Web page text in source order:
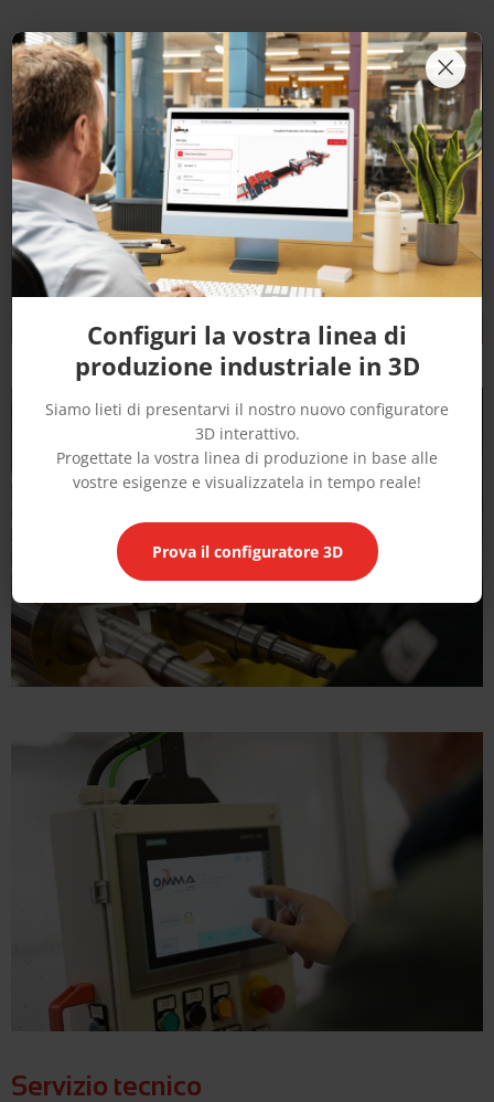
×
Configuri la vostra linea di
produzione industriale in 3D
Siamo lieti di presentarvi il nostro nuovo configuratore
3D interattivo.
Progettate la vostra linea di produzione in base alle
vostre esigenze e visualizzatela in tempo reale!
Prova il configuratore 3D
Servizio tecnico